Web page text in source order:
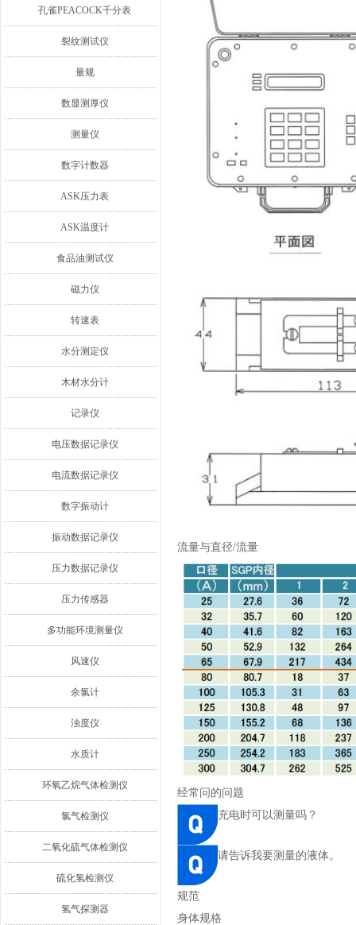
孔雀PEACOCK千分表
裂纹测试仪
量规
数显测厚仪
测量仪
数字计数器
ASK压力表
ASK温度计
食品油测试仪
磁力仪
转速表
水分测定仪
木材水分计
记录仪
电压数据记录仪
电流数据记录仪
数字振动计
振动数据记录仪
压力数据记录仪
压力传感器
多功能环境测量仪
风速仪
余氯计
浊度仪
水质计
环氧乙烷气体检测仪
氯气检测仪
二氧化硫气体检测仪
硫化氢检测仪
氢气探测器
流量与直径/流量
经常问的问题
充电时可以测量吗？
请告诉我要测量的液体。
规范
身体规格